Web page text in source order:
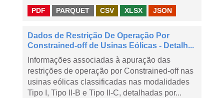
PDF PARQUET CSV XLSX JSON
Dados de Restrição De Operação Por
Constrained-off de Usinas Eólicas - Detalh...
Informações associadas à apuração das
restrições de operação por Constrained-off nas
usinas eólicas classificadas nas modalidades
Tipo I, Tipo II-B e Tipo II-C, detalhadas por...